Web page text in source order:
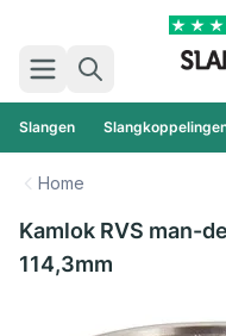
Zoek
Slangen
Home
Kamlok RVS man-
114,3mm